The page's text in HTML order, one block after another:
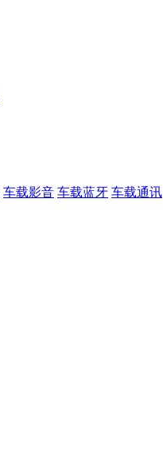
车载影音 车载蓝牙 车载通讯